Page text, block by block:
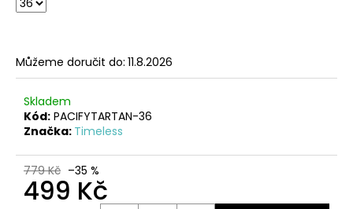
Můžeme doručit do: 11.8.2026
Skladem
Kód: PACIFYTARTAN-36
Značka: Timeless
779 Kč –35 %
499 Kč
ZDRAVOTNÍ
SHOES
099